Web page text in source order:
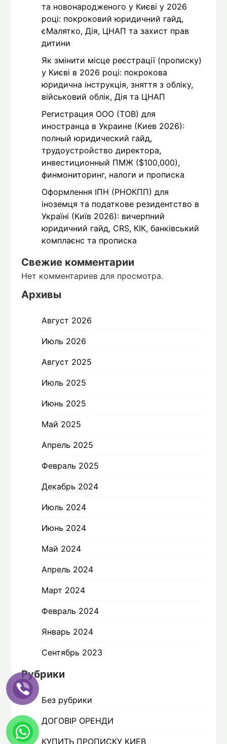
та новонародженого у Києві у 2026
році: покроковий юридичний гайд,
єМалятко, Дія, ЦНАП та захист прав
дитини
Як змінити місце реєстрації (прописку)
у Києві в 2026 році: покрокова
юридична інструкція, зняття з обліку,
військовий облік, Дія та ЦНАП
Регистрация ООО (ТОВ) для
иностранца в Украине (Киев 2026):
полный юридический гайд,
трудоустройство директора,
инвестиционный ПМЖ ($100,000),
финмониторинг, налоги и прописка
Оформлення ІПН (РНОКПП) для
іноземця та податкове резидентство в
Україні (Київ 2026): вичерпний
юридичний гайд, CRS, КІК, банківський
комплаєнс та прописка
Свежие комментарии
Нет комментариев для просмотра.
Архивы
Август 2026
Июль 2026
Август 2025
Июль 2025
Июнь 2025
Май 2025
Апрель 2025
Февраль 2025
Декабрь 2024
Июль 2024
Июнь 2024
Май 2024
Апрель 2024
Март 2024
Февраль 2024
Январь 2024
Сентябрь 2023
Рубрики
Без рубрики
ДОГОВІР ОРЕНДИ
КУПИТЬ ПРОПИСКУ КИЕВ